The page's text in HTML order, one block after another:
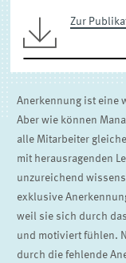
Zur
Anerkennung ist eine
Aber wie können
alle Mitarbeiter
mit herausragenden
unzureichend
exklusive
weil sie sich durch
und motiviert fühlen.
durch die fehlende